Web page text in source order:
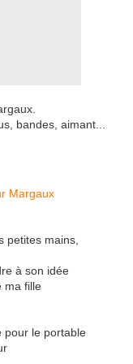
bandes, aimant...
petites mains,
à son idée
ma fille
pour le portable